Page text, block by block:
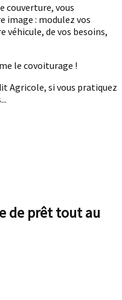
couverture, vous
image : modulez vos
de vos besoins,
le covoiturage !
Agricole, si vous pratiquez
de prêt tout au